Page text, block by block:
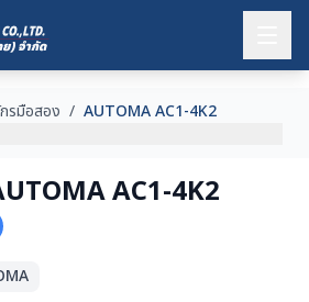
รมือสอง / AUTOMA AC1-4K2
AC1-4K2